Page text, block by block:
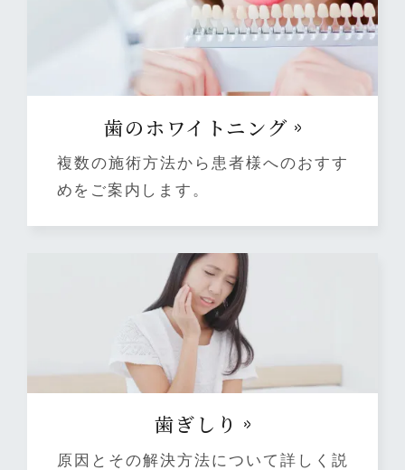
⻭のホワイトニング
複数の施術方法から患者様へのおすす
めをご案内します。
⻭ぎしり
原因とその解決方法について詳しく説